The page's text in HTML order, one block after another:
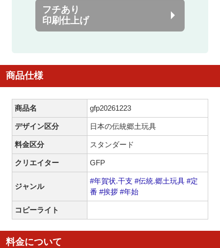
フチあり
印刷仕上げ
商品仕様
商品名 gfp20261223
デザイン区分 日本の伝統郷土玩具
料金区分 スタンダード
クリエイター GFP
ジャンル
#年賀状.干支 #伝統.郷土玩具 #定
番 #挨拶 #年始
コピーライト
料金について